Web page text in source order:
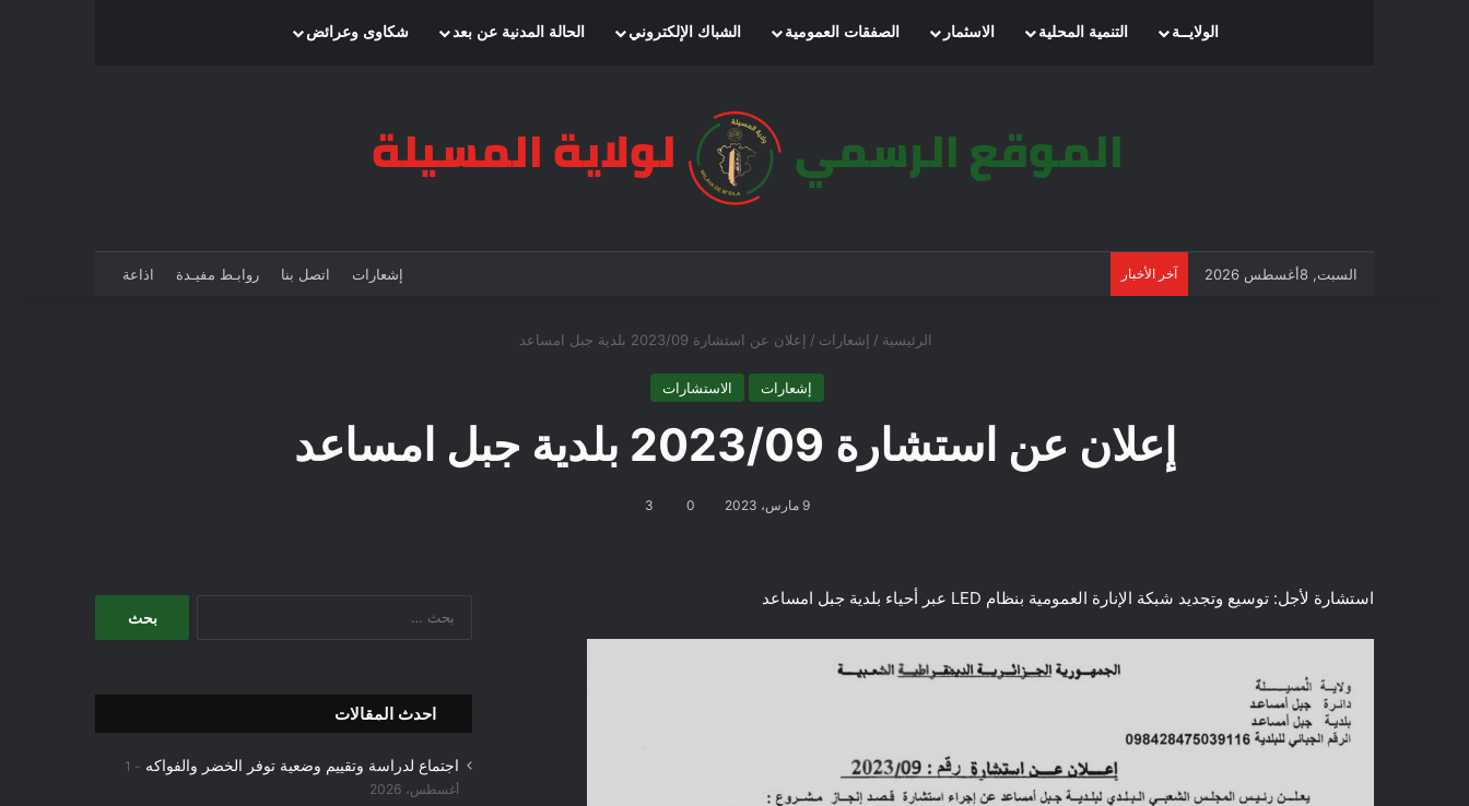
الرئيسيةالولايــة التنمية المحلية الاسثمار الصفقات العمومية الشباك الإلكتروني الحالة المدنية عن بعد شكاوى وعرائض
السبت, 8أغسطس 2026 آخر الأخبار إشعارات اتصل بنا روابـط مفيـدة اذاعة
الرئيسية / إشعارات / إعلان عن استشارة 2023/09 بلدية جبل امساعد
إشعارات الاستشارات
إعلان عن استشارة 2023/09 بلدية جبل امساعد
9 مارس، 2023 0
3
استشارة لأجل: توسيع وتجديد شبكة الإنارة العمومية بنظام LED عبر أحياء بلدية جبل امساعد
احدث المقالات
اجتماع لدراسة وتقييم وضعية توفر الخضر والفواكه
1
أغسطس، 2026